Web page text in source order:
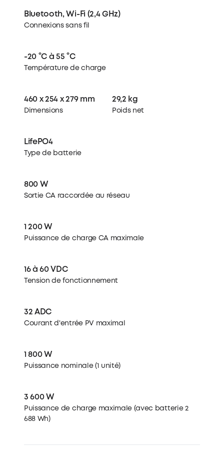
Bluetooth, Wi-Fi (2,4 GHz)
Connexions sans fil
-20 °C à 55 °C
Température de charge
460 x 254 x 279 mm
Dimensions
29,2 kg
Poids net
LifePO4
Type de batterie
800 W
Sortie CA raccordée au réseau
1 200 W
Puissance de charge CA maximale
16 à 60 VDC
Tension de fonctionnement
32 ADC
Courant d'entrée PV maximal
1 800 W
Puissance nominale (1 unité)
3 600 W
Puissance de charge maximale (avec batterie 2
688 Wh)